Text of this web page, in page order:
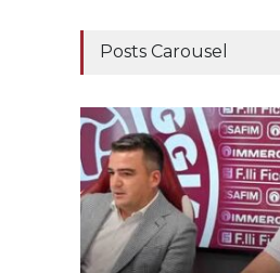
Posts Carousel